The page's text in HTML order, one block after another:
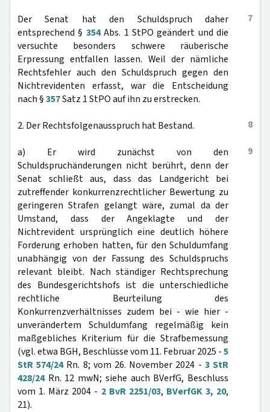
7
Der Senat hat den Schuldspruch daher
entsprechend § 354Abs. 1 StPO geändert und die
versuchte besonders schwere räuberische
Erpressung entfallen lassen. Weil der nämliche
Rechtsfehler auch den Schuldspruch gegen den
Nichtrevidenten erfasst, war die Entscheidung
nach §357Satz 1 StPO auf ihn zu erstrecken.
8
2. Der Rechtsfolgenausspruch hat Bestand.
9
a) Er wird zunächst von den
Schuldspruchänderungen nicht berührt, denn der
Senat schließt aus, dass das Landgericht bei
zutreffender konkurrenzrechtlicher Bewertung zu
geringeren Strafen gelangt wäre, zumal da der
Umstand, dass der Angeklagte und der
Nichtrevident ursprünglich eine deutlich höhere
Forderung erhoben hatten, für den Schuldumfang
unabhängig von der Fassung des Schuldspruchs
relevant bleibt. Nach ständiger Rechtsprechung
des Bundesgerichtshofs ist die unterschiedliche
rechtliche Beurteilung des
Konkurrenzverhältnisses zudem bei - wie hier -
unverändertem Schuldumfang regelmäßig kein
maßgebliches Kriterium für die Strafbemessung
(vgl. etwa BGH, Beschlüsse vom 11. Februar 2025 -5
StR 574/24Rn. 8; vom 26. November 2024 - 3 StR
428/24Rn. 12 mwN; siehe auch BVerfG, Beschluss
vom 1. März 2004 - 2 BvR 2251/03, BVerfGK 3, 20,
21).